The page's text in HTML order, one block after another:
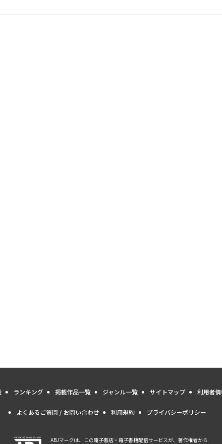
ランキング 掲載作品一覧 ジャンル一覧 サイトマップ 利用者
よくあるご質問 / お問い合わせ 利用規約 プライバシーポリシー
ABJマークは、この電子書店・電子書籍配信サービスが、著作権者から